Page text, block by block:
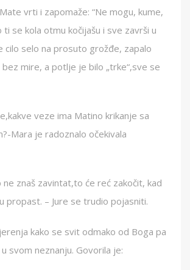
vrti i zapomaže: “Ne mogu, kume,
ti se kola otmu kočijašu i sve završi u
cilo selo na prosuto grožđe, zapalo
mire, a potlje je bilo „trke“,sve se
veze ima Matino krikanje sa
Mara je radoznalo očekivala
ne znaš zavintat,to će reć zakočit, kad
propast. – Jure se trudio pojasniti.
kako se svit odmako od Boga pa
svom neznanju. Govorila je: